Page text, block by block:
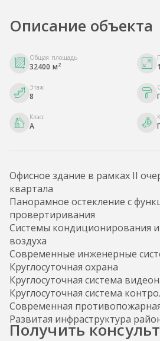
Описание объекта
Общая площадь
32400 м2
Этаж
8
Класс
A
Офисное здание в рамках II
квартала
Панорамное остекление с
провертиривания
Системы кондиционирования
воздуха
Современные инженерные
Круглосуточная охрана
Круглосуточная система
Круглосуточная система
Современная
Развитая инфраструктура
Получить